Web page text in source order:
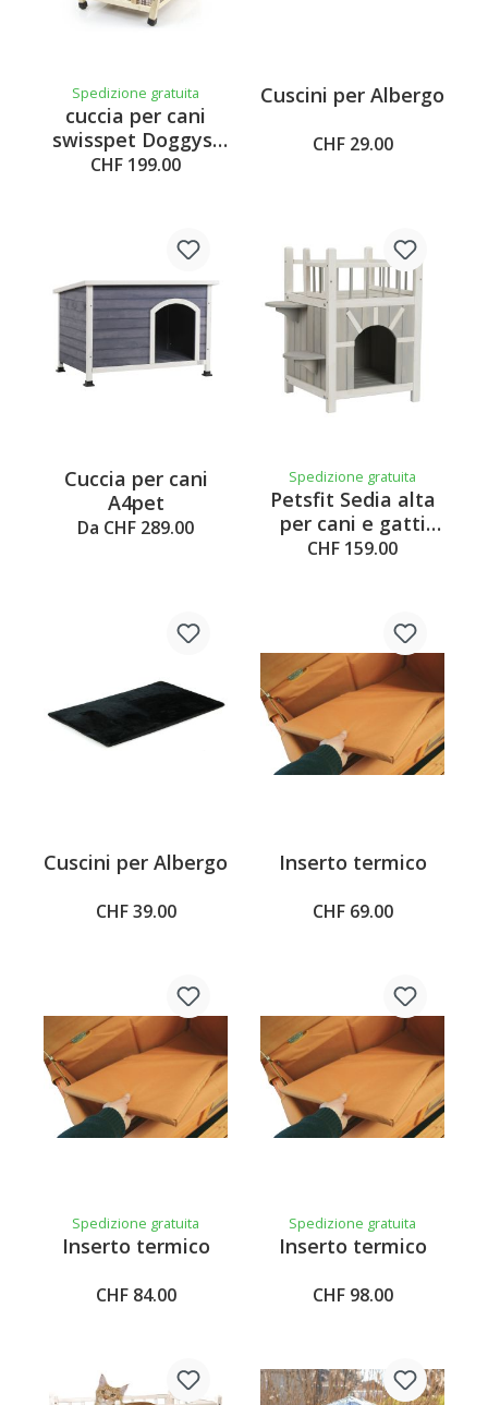
Spedizione gratuita
cuccia per cani
swisspet Doggys-
Home
CHF 199.00
Cuscini per Albergo
CHF 29.00
Cuccia per cani
A4pet
Da CHF 289.00
Spedizione gratuita
Petsfit Sedia alta
per cani e gatti
Cava
CHF 159.00
Cuscini per Albergo
CHF 39.00
Inserto termico
CHF 69.00
Spedizione gratuita
Inserto termico
CHF 84.00
Spedizione gratuita
Inserto termico
CHF 98.00